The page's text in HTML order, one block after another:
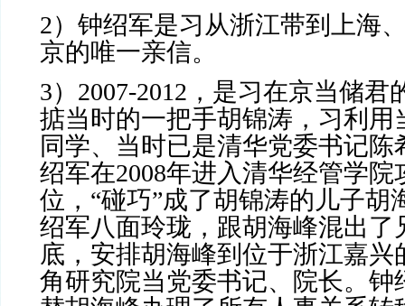
2）钟绍军是习从浙江带到上海
京的唯一亲信。
3） 2007-2012 ，是习在京当储君
掂当时的一把手胡锦涛，习利用
同学、当时已是清华党委书记陈
绍军在2008年进入清华经管学院
位，“碰巧”成了胡锦涛的儿子胡
绍军八面玲珑，跟胡海峰混出了
底，安排胡海峰到位于浙江嘉兴
角研究院当党委书记、院长。钟